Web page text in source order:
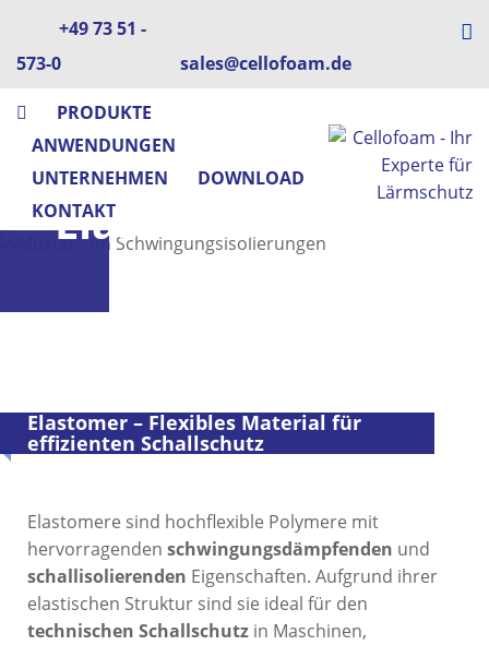
+49 73 51 -
573-0
sales@cellofoam.de
PRODUKTE
ANWENDUNGEN
UNTERNEHMEN
DOWNLOAD
KONTAKT
Elastomer
Elastomer – Flexibles Material für
effizienten Schallschutz
Elastomere sind hochflexible Polymere mit
hervorragenden schwingungsdämpfenden und
schallisolierenden Eigenschaften. Aufgrund ihrer
elastischen Struktur sind sie ideal für den
technischen Schallschutz in Maschinen,